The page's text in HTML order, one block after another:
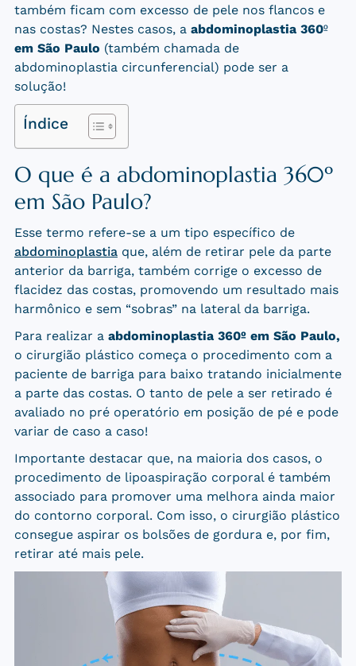
também ficam com excesso de pele nos flancos e
nas costas? Nestes casos, a abdominoplastia 360º
em São Paulo (também chamada de
abdominoplastia circunferencial) pode ser a
solução!
Índice
O que é a abdominoplastia 360º
em São Paulo?
Esse termo refere-se a um tipo específico de
abdominoplastiaque, além de retirar pele da parte
anterior da barriga, também corrige o excesso de
flacidez das costas, promovendo um resultado mais
harmônico e sem “sobras” na lateral da barriga.
Para realizar a abdominoplastia 360º em São Paulo,
o cirurgião plástico começa o procedimento com a
paciente de barriga para baixo tratando inicialmente
a parte das costas. O tanto de pele a ser retirado é
avaliado no pré operatório em posição de pé e pode
variar de caso a caso!
Importante destacar que, na maioria dos casos, o
procedimento de lipoaspiração corporal é também
associado para promover uma melhora ainda maior
do contorno corporal. Com isso, o cirurgião plástico
consegue aspirar os bolsões de gordura e, por fim,
retirar até mais pele.